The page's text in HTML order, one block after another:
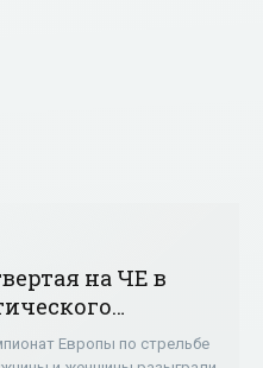
на ЧЕ в
Европы по стрельбе